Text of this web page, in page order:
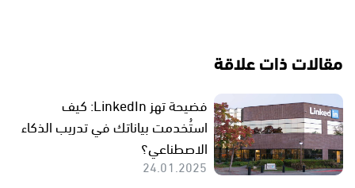
مقالات ذات علاقة
فضيحة تهز LinkedIn: كيف
استُخدمت بياناتك في تدريب الذكاء
الاصطناعي؟
24.01.2025